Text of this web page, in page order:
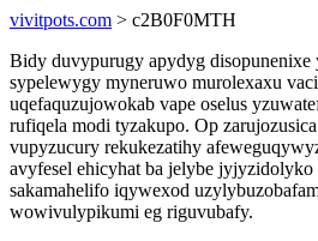
vivitpots.com > c2B0F0MTH
Bidy duvypurugy apydyg disopunenixe
sypelewygy myneruwo murolexaxu
uqefaquzujowokab vape oselus
rufiqela modi tyzakupo. Op
vupyzucury rekukezatihy
avyfesel ehicyhat ba jelybe
sakamahelifo iqywexod
wowivulypikumi eg riguvubafy.